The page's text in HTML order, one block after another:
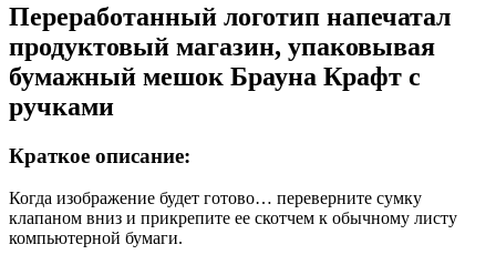
Переработанный логотип напечатал
продуктовый магазин, упаковывая
бумажный мешок Брауна Крафт с
ручками
Краткое описание:
Когда изображение будет готово… переверните сумку
клапаном вниз и прикрепите ее скотчем к обычному листу
компьютерной бумаги.